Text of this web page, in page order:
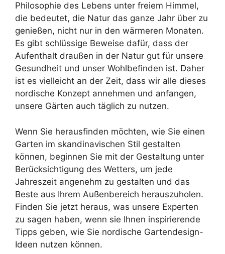
Philosophie des Lebens unter freiem Himmel,
die bedeutet, die Natur das ganze Jahr über zu
genießen, nicht nur in den wärmeren Monaten.
Es gibt schlüssige Beweise dafür, dass der
Aufenthalt draußen in der Natur gut für unsere
Gesundheit und unser Wohlbefinden ist. Daher
ist es vielleicht an der Zeit, dass wir alle dieses
nordische Konzept annehmen und anfangen,
unsere Gärten auch täglich zu nutzen.
Wenn Sie herausfinden möchten, wie Sie einen
Garten im skandinavischen Stil gestalten
können, beginnen Sie mit der Gestaltung unter
Berücksichtigung des Wetters, um jede
Jahreszeit angenehm zu gestalten und das
Beste aus Ihrem Außenbereich herauszuholen.
Finden Sie jetzt heraus, was unsere Experten
zu sagen haben, wenn sie Ihnen inspirierende
Tipps geben, wie Sie nordische Gartendesign-
Ideen nutzen können.